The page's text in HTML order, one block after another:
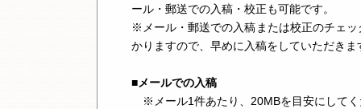
ール・郵送での入稿・校正も可能です。
※メール・郵送での入稿または校正のチェ
かりますので、早めに入稿をしていただき
■メールでの入稿
※メール1件あたり、20MBを目安にしてく